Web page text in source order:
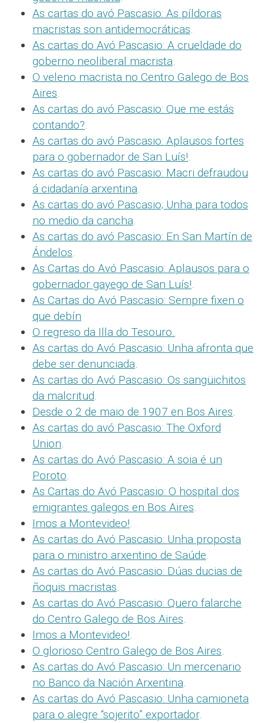
As cartas do avó Pascasio: As píldoras
macristas son antidemocráticas.
As cartas do Avó Pascasio: A crueldade do
goberno neoliberal macrista.
O veleno macrista no Centro Galego de Bos
Aires.
As cartas do avó Pascasio: Que me estás
contando?.
As cartas do avó Pascasio: Aplausos fortes
para o gobernador de San Luís!.
As cartas do avó Pascasio: Macri defraudou
á cidadanía arxentina.
As cartas do avó Pascasio; Unha para todos
no medio da cancha.
As cartas do avó Pascasio: En San Martín de
Ándelos.
As Cartas do Avó Pascasio: Aplausos para o
gobernador gayego de San Luís!.
As Cartas do Avó Pascasio: Sempre fixen o
que debín
O regreso da Illa do Tesouro.
As cartas do Avó Pascasio: Unha afronta que
debe ser denunciada.
As cartas do Avó Pascasio: Os sangüichitos
da malcritud.
Desde o 2 de maio de 1907 en Bos Aires.
As cartas do avó Pascasio: The Oxford
Union.
As cartas do Avó Pascasio: A soia é un
Poroto.
As Cartas do Avó Pascasio: O hospital dos
emigrantes galegos en Bos Aires.
Imos a Montevideo!.
As cartas do Avó Pascasio: Unha proposta
para o ministro arxentino de Saúde.
As cartas do Avó Pascasio: Dúas ducias de
ñoquis macristas.
As cartas do Avó Pascasio: Quero falarche
do Centro Galego de Bos Aires.
Imos a Montevideo!.
O glorioso Centro Galego de Bos Aires.
As cartas do Avó Pascasio: Un mercenario
no Banco da Nación Arxentina.
As cartas do Avó Pascasio: Unha camioneta
para o alegre “sojerito” exportador.